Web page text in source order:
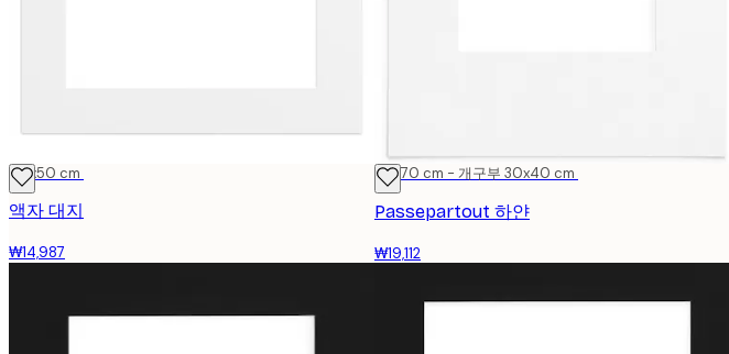
40x50 cm
액자 대지
₩14,987
50x70 cm - 개구부 30x40 cm
Passepartout 하얀
₩19,112